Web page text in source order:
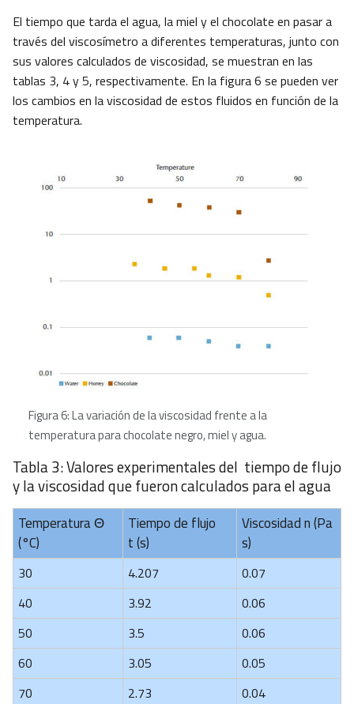
El tiempo que tarda el agua, la miel y el chocolate en pasar a
través del viscosímetro a diferentes temperaturas, junto con
sus valores calculados de viscosidad, se muestran en las
tablas 3, 4 y 5, respectivamente. En la figura 6 se pueden ver
los cambios en la viscosidad de estos fluidos en función de la
temperatura.
Figura 6: La variación de la viscosidad frente a la
temperatura para chocolate negro, miel y agua.
Tabla 3: Valores experimentales del tiempo de flujo
y la viscosidad que fueron calculados para el agua
Temperatura Θ
(°C)
Tiempo de flujo
t (s)
Viscosidad n (Pa
s)
30 4.207
0.07
40
3.92
0.06
50
3.5
0.06
60
3.05
0.05
70
2.73
0.04